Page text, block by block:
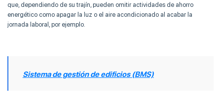
que, dependiendo de su trajín, pueden omitir actividades de ahorro
energético como apagar la luz o el aire acondicionado al acabar la
jornada laboral, por ejemplo.
Sistema de gestión de edificios (BMS)